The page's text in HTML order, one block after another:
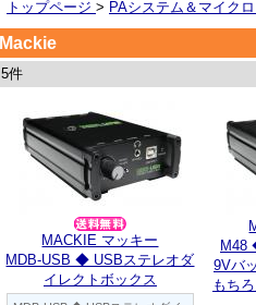
トップページ > PAシステム＆マイク
Mackie
5件
MACKIE マッキー
MDB-USB ◆ USBステレオダ
イレクトボックス
M48
9Vバ
もち